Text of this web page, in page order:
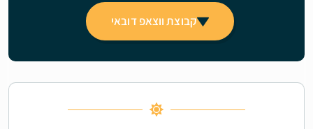
קבוצת ווצאפ דובאי